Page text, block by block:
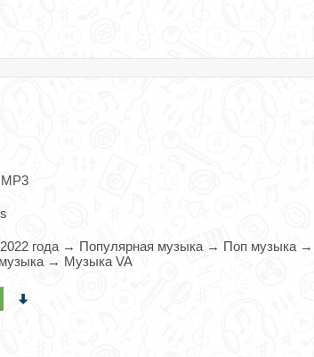
MP3
года → Популярная музыка → Поп музыка →
→ Музыка VA